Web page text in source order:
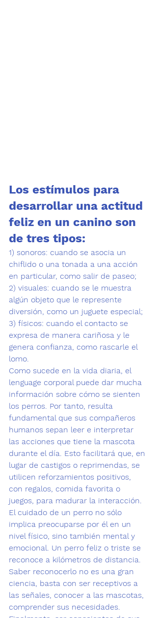
Los estímulos para
desarrollar una actitud
feliz en un canino son
de tres tipos:
1) sonoros: cuando se asocia un
chiflido o una tonada a una acción
en particular, como salir de paseo;
2) visuales: cuando se le muestra
algún objeto que le represente
diversión, como un juguete especial;
3) físicos: cuando el contacto se
expresa de manera cariñosa y le
genera confianza, como rascarle el
lomo.
Como sucede en la vida diaria, el
lenguage corporal puede dar mucha
información sobre cómo se sienten
los perros . Por tanto, resulta
fundamental que sus compañeros
humanos sepan leer e interpretar
las acciones que tiene la mascota
durante el día. Esto facilitará que, en
lugar de castigos o reprimendas, se
utilicen reforzamientos positivos,
con regalos, comida favorita o
juegos, para madurar la interacción.
El cuidado de un perro no sólo
implica preocuparse por él en un
nivel físico, sino también mental y
emocional. Un perro feliz o triste se
reconoce a kilómetros de distancia.
Saber reconocerlo no es una gran
ciencia, basta con ser receptivos a
las señales, conocer a las mascotas,
comprender sus necesidades.